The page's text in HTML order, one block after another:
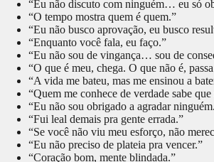
“Eu não discuto com ninguém… eu só
“O tempo mostra quem é quem.”
“Eu não busco aprovação, eu busco
“Enquanto você fala, eu faço.”
“Eu não sou de vingança… sou de
“O que é meu, chega. O que não é,
“A vida me bateu, mas me ensinou a
“Quem me conhece de verdade sabe
“Eu não sou obrigado a agradar
“Fui leal demais pra gente errada.”
“Se você não viu meu esforço, não
“Eu não preciso de plateia pra vencer.”
“Coração bom, mente blindada.”